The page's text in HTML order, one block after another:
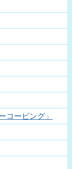
コーピング」